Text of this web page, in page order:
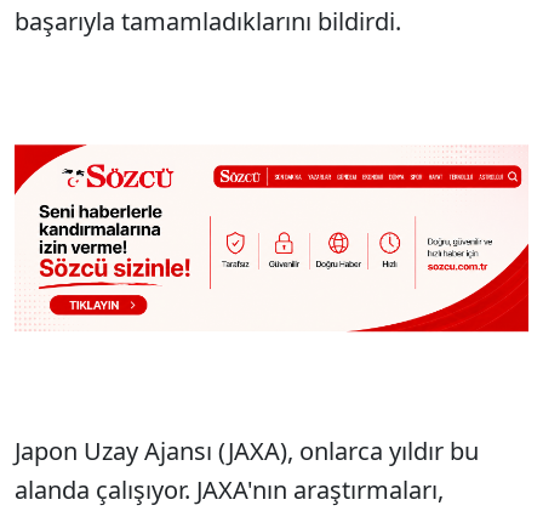
başarıyla tamamladıklarını bildirdi.
Japon Uzay Ajansı (JAXA), onlarca yıldır bu
alanda çalışıyor. JAXA'nın araştırmaları,